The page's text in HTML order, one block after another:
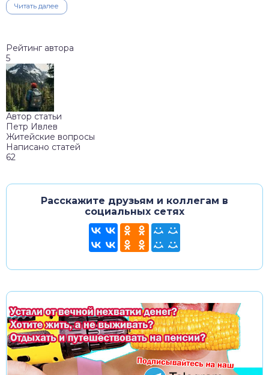
Читать далее
Рейтинг автора
5
Автор статьи
Петр Ивлев
Житейские вопросы
Написано статей
62
Расскажите друзьям и коллегам в
социальных сетях